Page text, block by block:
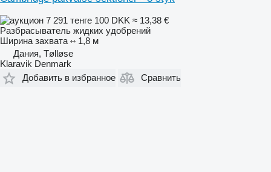
7 291 тенге 100 DKK ≈ 13,38 €
Разбрасыватель жидких удобрений
Ширина захвата
1,8 м
Дания, Tølløse
Klaravik Denmark
Добавить в избранное
Сравнить